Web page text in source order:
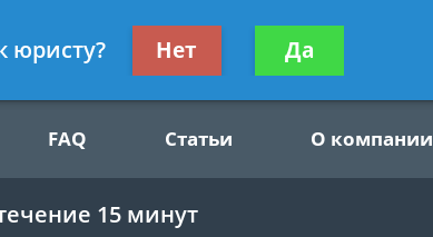
Получите консультацию
бесплатно
FAQ Статьи О компании
15 минут
юристу? Нет Да